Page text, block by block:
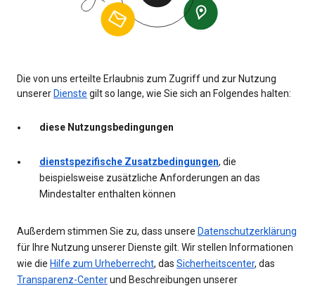
Die von uns erteilte Erlaubnis zum Zugriff und zur Nutzung
unsererDienste gilt so lange, wie Sie sich an Folgendes halten:
diese Nutzungsbedingungen
dienstspezifische Zusatzbedingungen, die
beispielsweise zusätzliche Anforderungen an das
Mindestalter enthalten können
Außerdem stimmen Sie zu, dass unsere Datenschutzerklärung
für Ihre Nutzung unserer Dienste gilt. Wir stellen Informationen
wie die Hilfe zum Urheberrecht, das Sicherheitscenter, das
Transparenz-Centerund Beschreibungen unserer